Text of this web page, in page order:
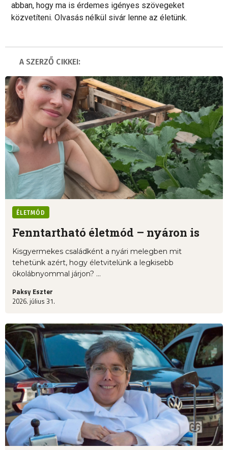
abban, hogy ma is érdemes igényes szövegeket
közvetíteni. Olvasás nélkül sivár lenne az életünk.
A SZERZŐ CIKKEI:
ÉLETMÓD
Fenntartható életmód – nyáron is
Kisgyermekes családként a nyári melegben mit
tehetünk azért, hogy életvitelünk a legkisebb
ökolábnyommal járjon? ...
Paksy Eszter
2026. július 31.